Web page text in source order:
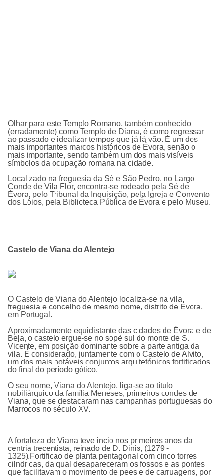
Olhar para este Templo Romano, também conhecido
(erradamente) como Templo de Diana, é como regressar
ao passado e idealizar tempos que já lá vão. É um dos
mais importantes marcos históricos de Évora, senão o
mais importante, sendo também um dos mais visíveis
símbolos da ocupação romana na cidade.
Localizado na freguesia da Sé e São Pedro, no Largo
Conde de Vila Flor, encontra-se rodeado pela Sé de
Évora, pelo Tribunal da Inquisição, pela Igreja e Convento
dos Lóios, pela Biblioteca Pública de Évora e pelo Museu.
Castelo de Viana do Alentejo
O Castelo de Viana do Alentejo localiza-se na vila,
freguesia e concelho de mesmo nome, distrito de Évora,
em Portugal.
Aproximadamente equidistante das cidades de Évora e de
Beja, o castelo ergue-se no sopé sul do monte de S.
Vicente, em posição dominante sobre a parte antiga da
vila. É considerado, juntamente com o Castelo de Alvito,
um dos mais notáveis conjuntos arquitetónicos fortificados
do final do perí­odo gótico.
O seu nome, Viana do Alentejo, liga-se ao tí­tulo
nobiliárquico da famí­lia Meneses, primeiros condes de
Viana, que se destacaram nas campanhas portuguesas do
Marrocos no século XV.
A fortaleza de Viana teve incio nos primeiros anos da
centria trecentista, reinado de D. Dinis, (1279 -
1325).Fortificao de planta pentagonal com cinco torres
cilndricas, da qual desapareceram os fossos e as pontes
que facilitavam o movimento de pees e de carruagens, por